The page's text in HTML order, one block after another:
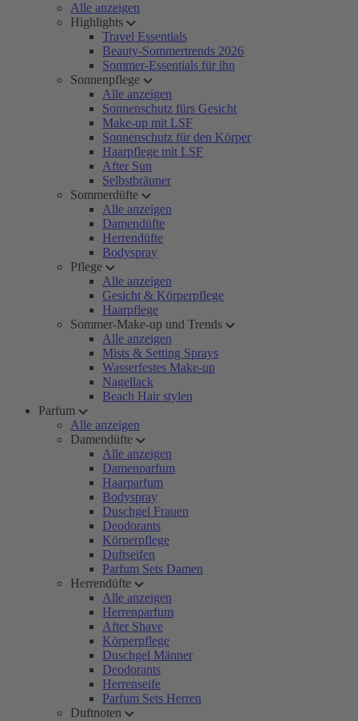
Alle anzeigen
Highlights
Travel Essentials
Beauty-Sommertrends 2026
Sommer-Essentials für ihn
Sonnenpflege
Alle anzeigen
Sonnenschutz fürs Gesicht
Make-up mit LSF
Sonnenschutz für den Körper
Haarpflege mit LSF
After Sun
Selbstbräuner
Sommerdüfte
Alle anzeigen
Damendüfte
Herrendüfte
Bodyspray
Pflege
Alle anzeigen
Gesicht & Körperpflege
Haarpflege
Sommer-Make-up und Trends
Alle anzeigen
Mists & Setting Sprays
Wasserfestes Make-up
Nagellack
Beach Hair stylen
Parfum
Alle anzeigen
Damendüfte
Alle anzeigen
Damenparfum
Haarparfum
Bodyspray
Duschgel Frauen
Deodorants
Körperpflege
Duftseifen
Parfum Sets Damen
Herrendüfte
Alle anzeigen
Herrenparfum
After Shave
Körperpflege
Duschgel Männer
Deodorants
Herrenseife
Parfum Sets Herren
Duftnoten